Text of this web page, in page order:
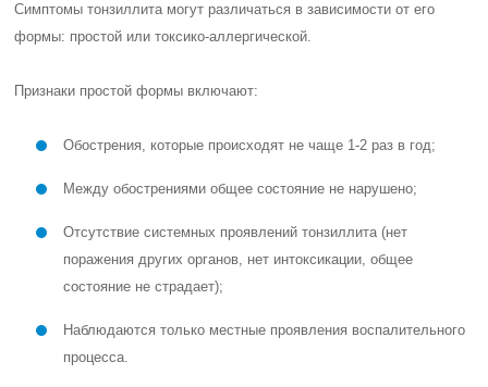
Симптомы тонзиллита могут различаться в зависимости от его
формы: простой или токсико-аллергической.
Признаки простой формы включают:
Обострения, которые происходят не чаще 1-2 раз в год;
Между обострениями общее состояние не нарушено;
Отсутствие системных проявлений тонзиллита (нет
поражения других органов, нет интоксикации, общее
состояние не страдает);
Наблюдаются только местные проявления воспалительного
процесса.